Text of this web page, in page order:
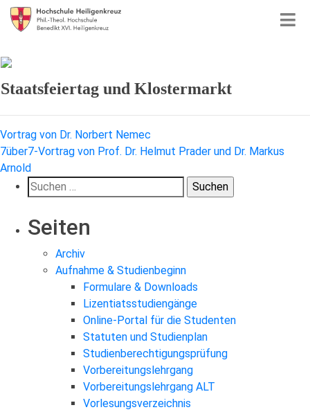
Staatsfeiertag und Klostermarkt
Beitragsnavigation
Vortrag von Dr. Norbert Nemec
7über7-Vortrag von Prof. Dr. Helmut Prader und Dr. Markus
Arnold
Suchen
nach:
Seiten
Archiv
Aufnahme & Studienbeginn
Formulare & Downloads
Lizentiatsstudiengänge
Online-Portal für die Studenten
Statuten und Studienplan
Studienberechtigungsprüfung
Vorbereitungslehrgang
Vorbereitungslehrgang ALT
Vorlesungsverzeichnis